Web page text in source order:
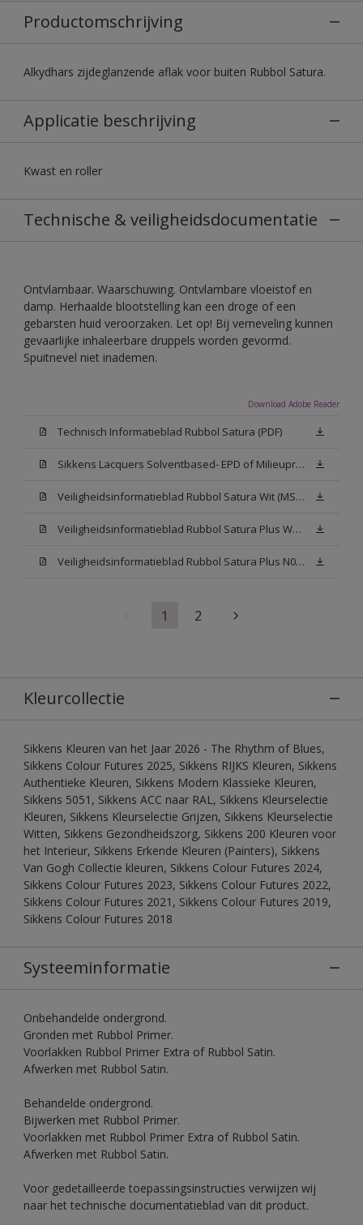
Productomschrijving
Alkydhars zijdeglanzende aflak voor buiten Rubbol Satura.
Applicatie beschrijving
Kwast en roller
Technische & veiligheidsdocumentatie
Ontvlambaar. Waarschuwing. Ontvlambare vloeistof en
damp. Herhaalde blootstelling kan een droge of een
gebarsten huid veroorzaken. Let op! Bij verneveling kunnen
gevaarlijke inhaleerbare druppels worden gevormd.
Spuitnevel niet inademen.
Download Adobe Reader
Technisch Informatieblad Rubbol Satura (PDF)
Sikkens Lacquers Solventbased- EPD of Milieuproductverklaring
Veiligheidsinformatieblad Rubbol Satura Wit (MSDS)
Veiligheidsinformatieblad Rubbol Satura Plus W05 (MSDS)
Veiligheidsinformatieblad Rubbol Satura Plus N00 (MSDS)
1 2
Kleurcollectie
Sikkens Kleuren van het Jaar 2026 - The Rhythm of Blues,
Sikkens Colour Futures 2025, Sikkens RIJKS Kleuren, Sikkens
Authentieke Kleuren, Sikkens Modern Klassieke Kleuren,
Sikkens 5051, Sikkens ACC naar RAL, Sikkens Kleurselectie
Kleuren, Sikkens Kleurselectie Grijzen, Sikkens Kleurselectie
Witten, Sikkens Gezondheidszorg, Sikkens 200 Kleuren voor
het Interieur, Sikkens Erkende Kleuren (Painters), Sikkens
Van Gogh Collectie kleuren, Sikkens Colour Futures 2024,
Sikkens Colour Futures 2023, Sikkens Colour Futures 2022,
Sikkens Colour Futures 2021, Sikkens Colour Futures 2019,
Sikkens Colour Futures 2018
Systeeminformatie
Onbehandelde ondergrond.
Gronden met Rubbol Primer.
Voorlakken Rubbol Primer Extra of Rubbol Satin.
Afwerken met Rubbol Satin.
Behandelde ondergrond.
Bijwerken met Rubbol Primer.
Voorlakken met Rubbol Primer Extra of Rubbol Satin.
Afwerken met Rubbol Satin.
Voor gedetailleerde toepassingsinstructies verwijzen wij
naar het technische documentatieblad van dit product.